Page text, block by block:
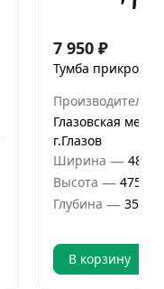
7 950 ₽
Тумба
Производитель
Глазовская
г.Глазов
Ширина — 484
Высота — 475 мм
Глубина — 358
В корзину